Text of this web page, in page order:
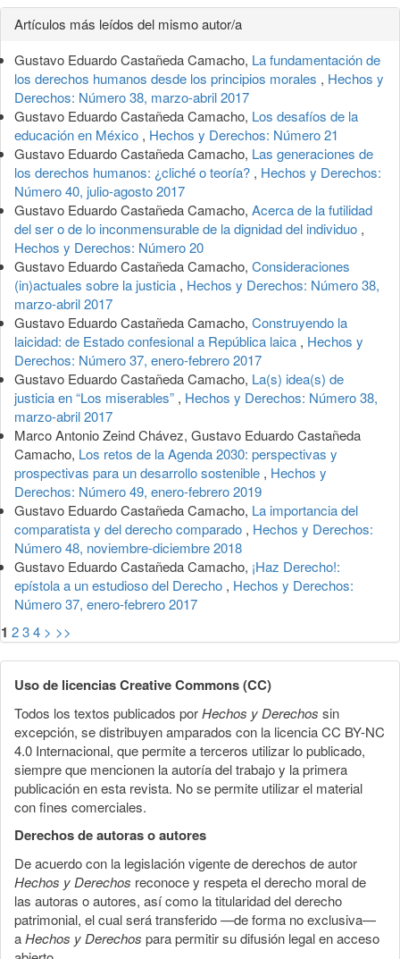
Detalles
del
artículo
Artículos más leídos del mismo autor/a
Gustavo Eduardo Castañeda Camacho, La fundamentación de
los derechos humanos desde los principios morales , Hechos y
Derechos: Número 38, marzo-abril 2017
Gustavo Eduardo Castañeda Camacho, Los desafíos de la
educación en México , Hechos y Derechos: Número 21
Gustavo Eduardo Castañeda Camacho, Las generaciones de
los derechos humanos: ¿cliché o teoría? , Hechos y Derechos:
Número 40, julio-agosto 2017
Gustavo Eduardo Castañeda Camacho, Acerca de la futilidad
del ser o de lo inconmensurable de la dignidad del individuo ,
Hechos y Derechos: Número 20
Gustavo Eduardo Castañeda Camacho, Consideraciones
(in)actuales sobre la justicia , Hechos y Derechos: Número 38,
marzo-abril 2017
Gustavo Eduardo Castañeda Camacho, Construyendo la
laicidad: de Estado confesional a República laica , Hechos y
Derechos: Número 37, enero-febrero 2017
Gustavo Eduardo Castañeda Camacho, La(s) idea(s) de
justicia en “Los miserables” , Hechos y Derechos: Número 38,
marzo-abril 2017
Marco Antonio Zeind Chávez, Gustavo Eduardo Castañeda
Camacho, Los retos de la Agenda 2030: perspectivas y
prospectivas para un desarrollo sostenible , Hechos y
Derechos: Número 49, enero-febrero 2019
Gustavo Eduardo Castañeda Camacho, La importancia del
comparatista y del derecho comparado , Hechos y Derechos:
Número 48, noviembre-diciembre 2018
Gustavo Eduardo Castañeda Camacho, ¡Haz Derecho!:
epístola a un estudioso del Derecho , Hechos y Derechos:
Número 37, enero-febrero 2017
1 234 > >>
Uso de licencias Creative Commons (CC)
Todos los textos publicados porHechos y Derechos sin
excepción, se distribuyen amparados con la licencia CC BY-NC
4.0 Internacional, que permite a terceros utilizar lo publicado,
siempre que mencionen la autoría del trabajo y la primera
publicación en esta revista. No se permite utilizar el material
con fines comerciales.
Derechos de autoras o autores
De acuerdo con la legislación vigente de derechos de autor
Hechos y Derechos reconoce y respeta el derecho moral de
las autoras o autores, así como la titularidad del derecho
patrimonial, el cual será transferido —de forma no exclusiva—
aHechos y Derechos para permitir su difusión legal en acceso